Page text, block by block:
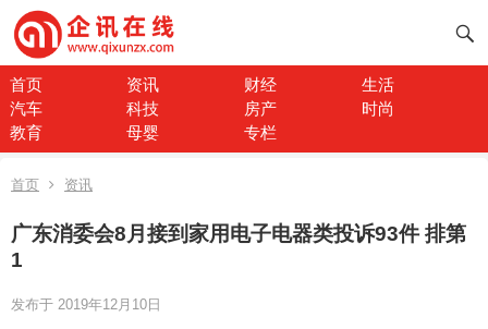
首页 资讯 财经
生活
汽车
科技 房产
时尚
教育
母婴 专栏
首页 资讯
广东消委会8月接到家用电子电器类投诉93件 排第
1
发布于 2019年12月10日